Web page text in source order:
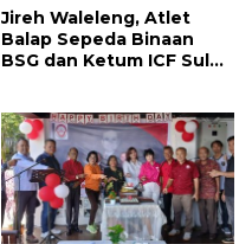
Jireh Waleleng, Atlet
Balap Sepeda Binaan
BSG dan Ketum ICF Sulut